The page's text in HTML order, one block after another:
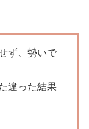
ず、勢いで
違った結果